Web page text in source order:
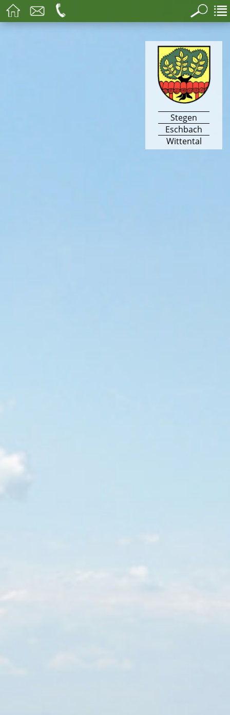
Stegen
Eschbach
Wittental